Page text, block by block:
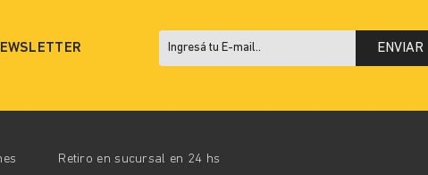
ENVIAR
Retiro en sucursal en 24 hs